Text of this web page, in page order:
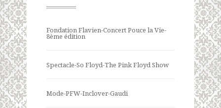
Fondation Flavien-Concert Pouce la Vie-
8ème édition
Spectacle-So Floyd-The Pink Floyd Show
Mode-PFW-Inclover-Gaudi